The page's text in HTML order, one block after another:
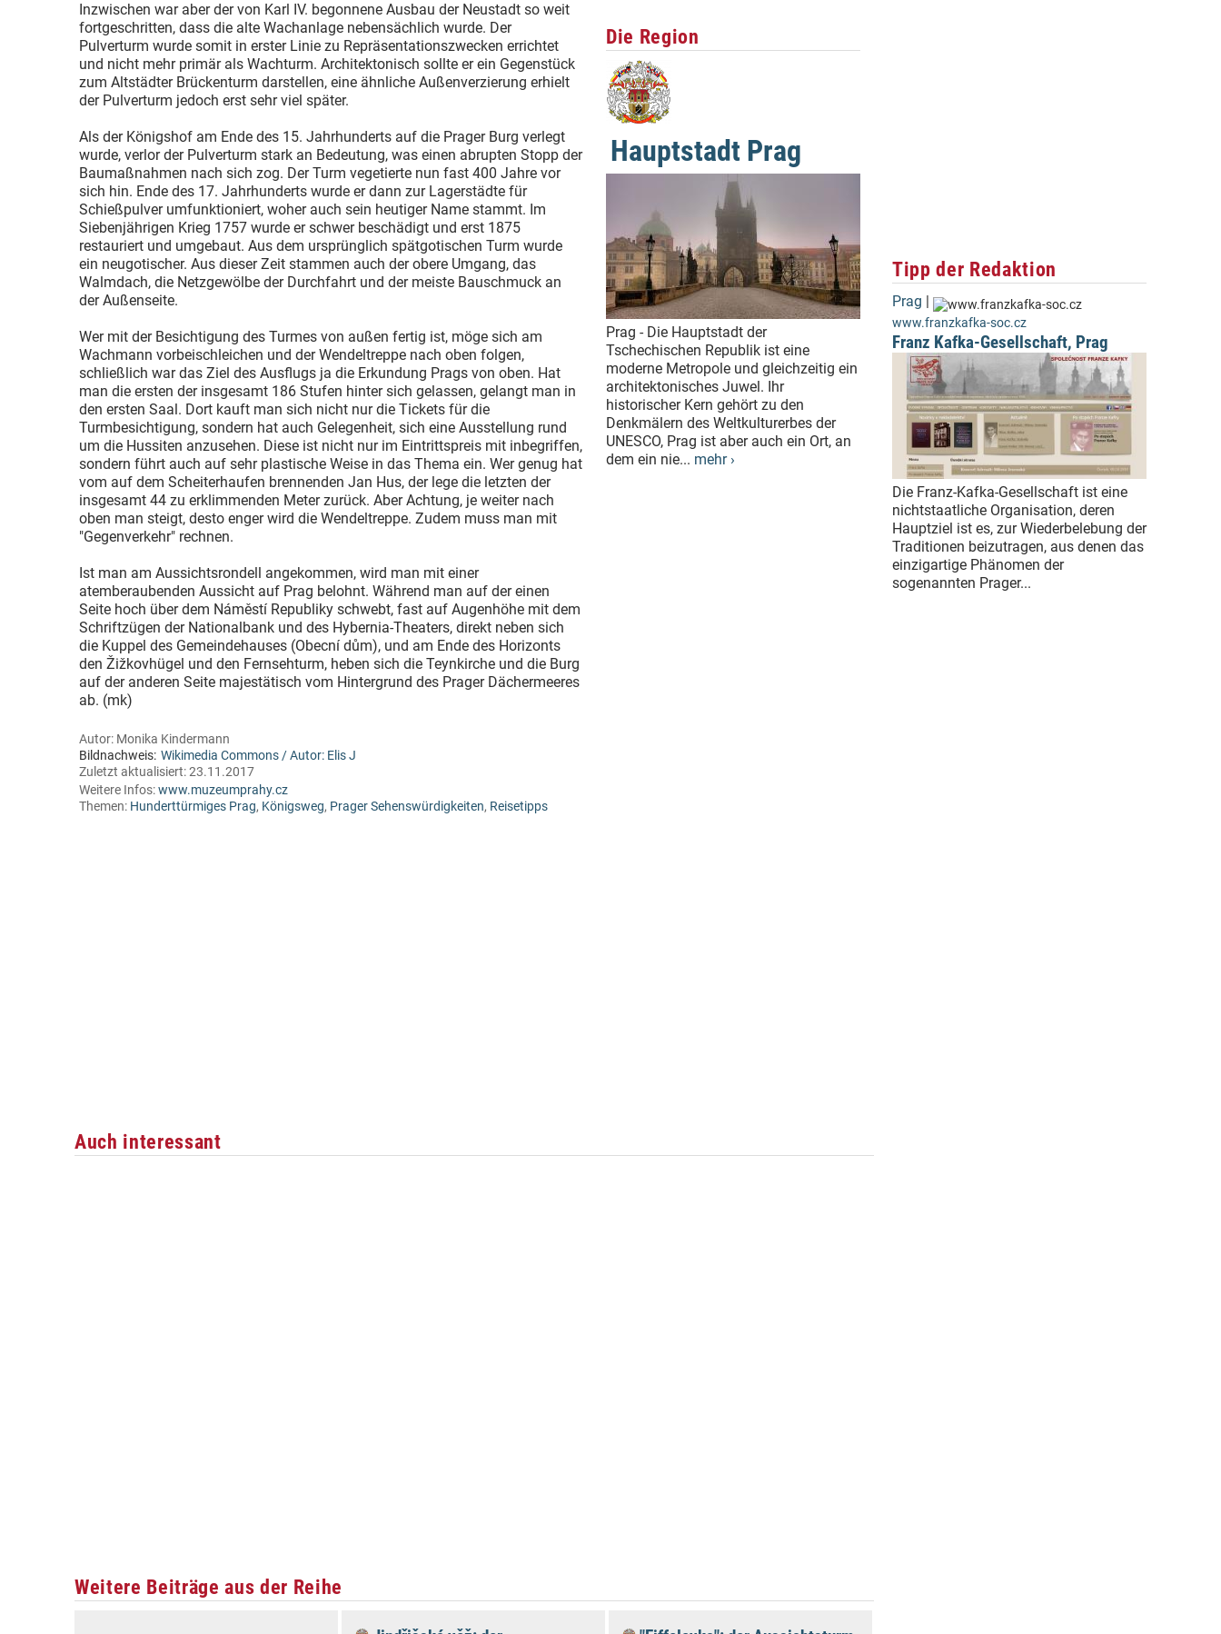
Tipp der Redaktion
Prag |
www.franzkafka-soc.cz
Franz Kafka-Gesellschaft, Prag
Die Franz-Kafka-Gesellschaft ist eine
nichtstaatliche Organisation, deren
Hauptziel ist es, zur Wiederbelebung der
Traditionen beizutragen, aus denen das
einzigartige Phänomen der
sogenannten Prager...
Inzwischen war aber der von Karl IV. begonnene Ausbau der Neustadt so weit
fortgeschritten, dass die alte Wachanlage nebensächlich wurde. Der
Pulverturm wurde somit in erster Linie zu Repräsentationszwecken errichtet
und nicht mehr primär als Wachturm. Architektonisch sollte er ein Gegenstück
zum Altstädter Brückenturm darstellen, eine ähnliche Außenverzierung erhielt
der Pulverturm jedoch erst sehr viel später.
Als der Königshof am Ende des 15. Jahrhunderts auf die Prager Burg verlegt
wurde, verlor der Pulverturm stark an Bedeutung, was einen abrupten Stopp der
Baumaßnahmen nach sich zog. Der Turm vegetierte nun fast 400 Jahre vor
sich hin. Ende des 17. Jahrhunderts wurde er dann zur Lagerstädte für
Schießpulver umfunktioniert, woher auch sein heutiger Name stammt. Im
Siebenjährigen Krieg 1757 wurde er schwer beschädigt und erst 1875
restauriert und umgebaut. Aus dem ursprünglich spätgotischen Turm wurde
ein neugotischer. Aus dieser Zeit stammen auch der obere Umgang, das
Walmdach, die Netzgewölbe der Durchfahrt und der meiste Bauschmuck an
der Außenseite.
Wer mit der Besichtigung des Turmes von außen fertig ist, möge sich am
Wachmann vorbeischleichen und der Wendeltreppe nach oben folgen,
schließlich war das Ziel des Ausflugs ja die Erkundung Prags von oben. Hat
man die ersten der insgesamt 186 Stufen hinter sich gelassen, gelangt man in
den ersten Saal. Dort kauft man sich nicht nur die Tickets für die
Turmbesichtigung, sondern hat auch Gelegenheit, sich eine Ausstellung rund
um die Hussiten anzusehen. Diese ist nicht nur im Eintrittspreis mit inbegriffen,
sondern führt auch auf sehr plastische Weise in das Thema ein. Wer genug hat
vom auf dem Scheiterhaufen brennenden Jan Hus, der lege die letzten der
insgesamt 44 zu erklimmenden Meter zurück. Aber Achtung, je weiter nach
oben man steigt, desto enger wird die Wendeltreppe. Zudem muss man mit
"Gegenverkehr" rechnen.
Ist man am Aussichtsrondell angekommen, wird man mit einer
atemberaubenden Aussicht auf Prag belohnt. Während man auf der einen
Seite hoch über dem Náměstí Republiky schwebt, fast auf Augenhöhe mit dem
Schriftzügen der Nationalbank und des Hybernia-Theaters, direkt neben sich
die Kuppel des Gemeindehauses (Obecní dům), und am Ende des Horizonts
den Žižkovhügel und den Fernsehturm, heben sich die Teynkirche und die Burg
auf der anderen Seite majestätisch vom Hintergrund des Prager Dächermeeres
ab. (mk)
Autor: Monika Kindermann
Bildnachweis: Wikimedia Commons / Autor: Elis J
Zuletzt aktualisiert:23.11.2017
Weitere Infos:www.muzeumprahy.cz
Themen: Hunderttürmiges Prag, Königsweg, Prager Sehenswürdigkeiten, Reisetipps
Die Region
Hauptstadt Prag
Prag - Die Hauptstadt der
Tschechischen Republik ist eine
moderne Metropole und gleichzeitig ein
architektonisches Juwel. Ihr
historischer Kern gehört zu den
Denkmälern des Weltkulturerbes der
UNESCO, Prag ist aber auch ein Ort, an
dem ein nie... mehr ›
Auch interessant
Weitere Beiträge aus der Reihe